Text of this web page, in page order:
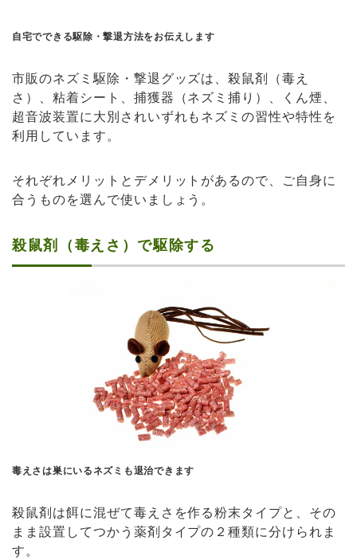
自宅でできる駆除・撃退方法をお伝えします
市販のネズミ駆除・撃退グッズは、殺鼠剤（毒え
さ）、粘着シート、捕獲器（ネズミ捕り）、くん煙、
超音波装置に大別されいずれもネズミの習性や特性を
利用しています。
それぞれメリットとデメリットがあるので、ご自身に
合うものを選んで使いましょう。
殺鼠剤（毒えさ）で駆除する
毒えさは巣にいるネズミも退治できます
殺鼠剤は餌に混ぜて毒えさを作る粉末タイプと、その
まま設置してつかう薬剤タイプの２種類に分けられま
す。